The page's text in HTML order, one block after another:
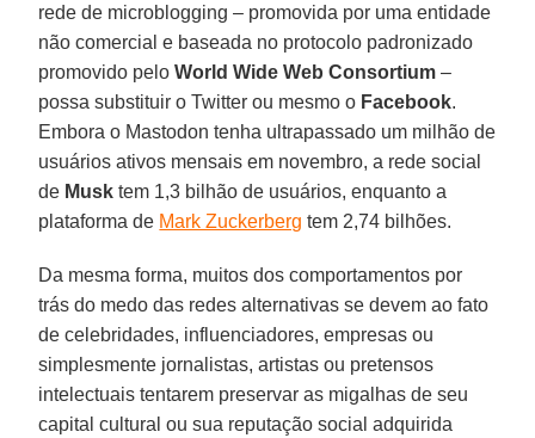
rede de microblogging – promovida por uma entidade
não comercial e baseada no protocolo padronizado
promovido peloWorld Wide Web Consortium –
possa substituir o Twitter ou mesmo o Facebook.
Embora o Mastodon tenha ultrapassado um milhão de
usuários ativos mensais em novembro, a rede social
de Musk tem 1,3 bilhão de usuários, enquanto a
plataforma de Mark Zuckerberg tem 2,74 bilhões.
Da mesma forma, muitos dos comportamentos por
trás do medo das redes alternativas se devem ao fato
de celebridades, influenciadores, empresas ou
simplesmente jornalistas, artistas ou pretensos
intelectuais tentarem preservar as migalhas de seu
capital cultural ou sua reputação social adquirida